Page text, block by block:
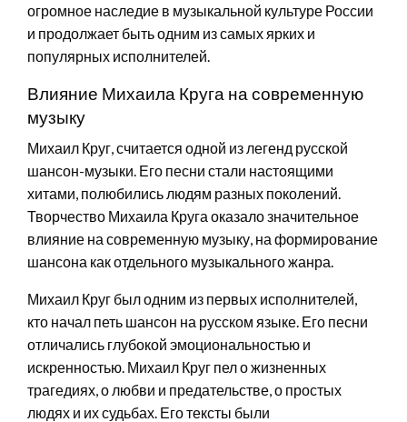
огромное наследие в музыкальной культуре России
и продолжает быть одним из самых ярких и
популярных исполнителей.
Влияние Михаила Круга на современную
музыку
Михаил Круг, считается одной из легенд русской
шансон-музыки. Его песни стали настоящими
хитами, полюбились людям разных поколений.
Творчество Михаила Круга оказало значительное
влияние на современную музыку, на формирование
шансона как отдельного музыкального жанра.
Михаил Круг был одним из первых исполнителей,
кто начал петь шансон на русском языке. Его песни
отличались глубокой эмоциональностью и
искренностью. Михаил Круг пел о жизненных
трагедиях, о любви и предательстве, о простых
людях и их судьбах. Его тексты были